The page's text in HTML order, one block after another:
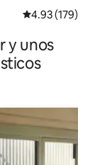
Calificación
4.93 (179)
y unos